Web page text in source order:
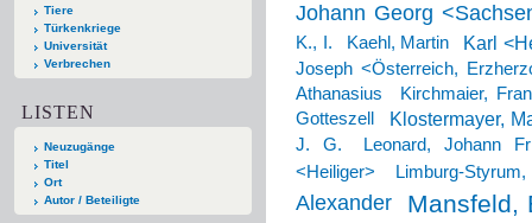
Tiere
Türkenkriege
Universität
Verbrechen
LISTEN
Neuzugänge
Titel
Ort
Autor / Beteiligte
Johann Georg
K., I. Kaehl, Martin Karl
Joseph <Österreich,
Athanasius
Kirchmaier,
Gotteszell
Klostermayer,
J. G.
Leonard, Johann
<Heiliger>
Limburg-
Alexander
Mansfeld,